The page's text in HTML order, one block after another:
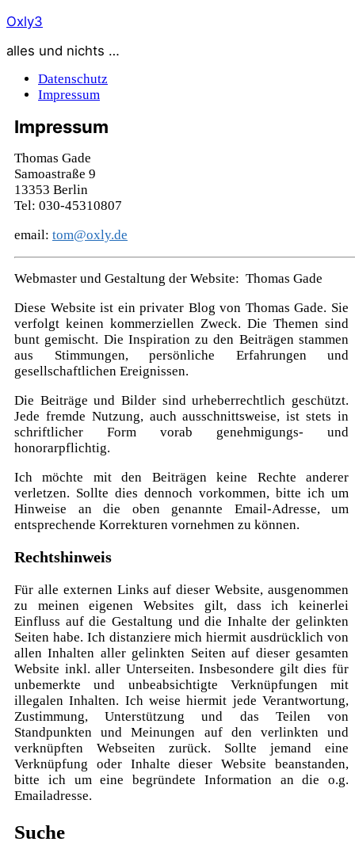
Zum
springen
Oxly3
alles und nichts …
Datenschutz
Impressum
Impressum
Thomas Gade
Samoastraße 9
13353 Berlin
Tel: 030-45310807
email: tom@oxly.de
Webmaster und Gestaltung der Website: Thomas Gade
Diese Website ist ein privater Blog von Thomas Gade. Sie
verfolgt keinen kommerziellen Zweck. Die Themen sind
bunt gemischt. Die Inspiration zu den Beiträgen stammen
aus Stimmungen, persönliche Erfahrungen und
gesellschaftlichen Ereignissen.
Die Beiträge und Bilder sind urheberrechtlich geschützt.
Jede fremde Nutzung, auch ausschnittsweise, ist stets in
schriftlicher Form vorab genehmigungs- und
honorarpflichtig.
Ich möchte mit den Beiträgen keine Rechte anderer
verletzen. Sollte dies dennoch vorkommen, bitte ich um
Hinweise an die oben genannte Email-Adresse, um
entsprechende Korrekturen vornehmen zu können.
Rechtshinweis
Für alle externen Links auf dieser Website, ausgenommen
zu meinen eigenen Websites gilt, dass ich keinerlei
Einfluss auf die Gestaltung und die Inhalte der gelinkten
Seiten habe. Ich distanziere mich hiermit ausdrücklich von
allen Inhalten aller gelinkten Seiten auf dieser gesamten
Website inkl. aller Unterseiten. Insbesondere gilt dies für
unbemerkte und unbeabsichtigte Verknüpfungen mit
illegalen Inhalten. Ich weise hiermit jede Verantwortung,
Zustimmung, Unterstützung und das Teilen von
Standpunkten und Meinungen auf den verlinkten und
verknüpften Webseiten zurück. Sollte jemand eine
Verknüpfung oder Inhalte dieser Website beanstanden,
bitte ich um eine begründete Information an die o.g.
Emailadresse.
Suche